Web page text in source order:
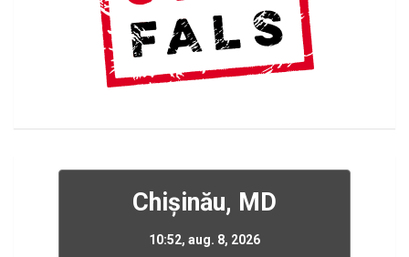
Chișinău, MD
10:52, aug. 8, 2026